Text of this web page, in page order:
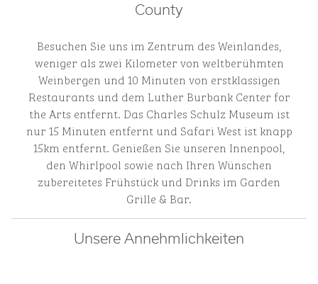
County
Besuchen Sie uns im Zentrum des Weinlandes,
weniger als zwei Kilometer von weltberühmten
Weinbergen und 10 Minuten von erstklassigen
Restaurants und dem Luther Burbank Center for
the Arts entfernt. Das Charles Schulz Museum ist
nur 15 Minuten entfernt und Safari West ist knapp
15km entfernt. Genießen Sie unseren Innenpool,
den Whirlpool sowie nach Ihren Wünschen
zubereitetes Frühstück und Drinks im Garden
Grille & Bar.
Unsere Annehmlichkeiten